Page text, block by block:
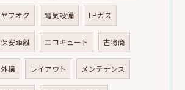
ヤフオク 電気設備 LPガス
保安距離 エコキュート 古物商
外構 レイアウト メンテナンス